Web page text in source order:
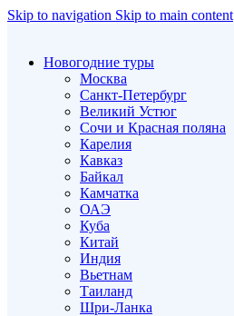
Skip to navigation Skip to main content
Новогодние туры
Москва
Санкт-Петербург
Великий Устюг
Сочи и Красная поляна
Карелия
Кавказ
Байкал
Камчатка
ОАЭ
Куба
Китай
Индия
Вьетнам
Таиланд
Шри-Ланка